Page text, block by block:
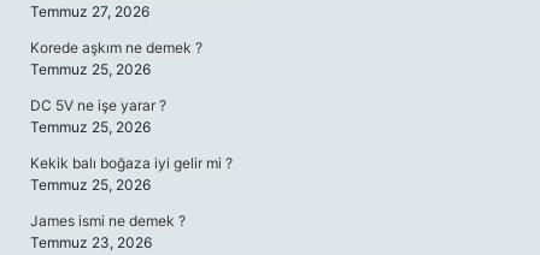
Temmuz 27, 2026
Korede aşkım ne demek ?
Temmuz 25, 2026
DC 5V ne işe yarar ?
Temmuz 25, 2026
Kekik balı boğaza iyi gelir mi ?
Temmuz 25, 2026
James ismi ne demek ?
Temmuz 23, 2026